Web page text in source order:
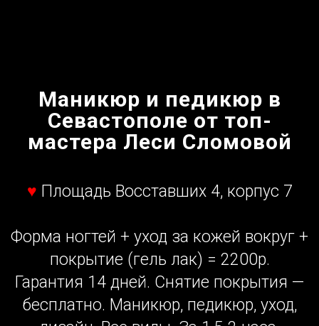
Маникюр и педикюр в
Севастополе от топ-
мастера Леси Сломовой
♥ Площадь Восставших 4, корпус 7
Форма ногтей + уход за кожей вокруг +
покрытие (гель лак) = 2200р.
Гарантия 14 дней. Снятие покрытия —
бесплатно. Маникюр, педикюр, уход,